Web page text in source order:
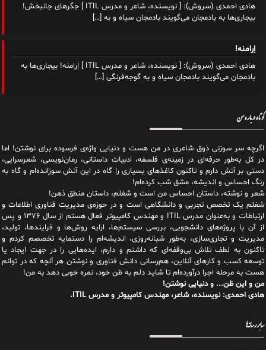
هادی احمدی (سروش): [ نویسنده، شاعر و مدرس ITIL ] جگرهای جانبخش!
بیجاری‌ها به بادمجان می‌گویند بادمجان سیاه و به […]
اِرامنه!
هادی احمدی (سروش): [ نویسنده، شاعر و مدرس ITIL ] اِرامنه! بیجاری‌ها به
بادمجان می‌گویند بادمجان سیاه و به گوجه‌فرنگی […]
کوتاه درباره من
اگرچه سر سوزنی ذوق شاعری در من هست و دنیایی واژه‌‌ی فرسوده برای نوشتن! اما
در کل به‌طور حرفه‌ای در زمینه‌ی فلسفه، ادبیات داستانی، رمان‌نویسی، شعرسرایی،
دستی بر آتش دارم و تاکنون کاغذهای بسیاری را گاه در این آتش سوزانده‌ام و گاه به
رنگ احساس و اندیشه، مشق شب کرده‌ام!
شعر و نوشته، داستان احساس من است و شغلم، داستان منطق ذهن!
شغلم یک تخصص تجربی و دانشگاهی است و در حوزه‌ی مدیریت فناوری اطلاعات و
ارتباطات و به‌عنوان مدرس ITIL و مهندس کامپیوتر فعال هستم از سال ۱۳۷۶ و پس
از آن با پروژه‌های دانشجویی، بررسی سیستم‌ها، ارایه روش‌ها و فرایندها، تولید،
مدیریت و تجاری‌سازی، به‌طور شبانه‌روزی، اندیشه‌ام را دستمایه تخصصم کردم و
تاکنون به لطف تلاش بی‌وقفه‌ای که داشتم و دارم، اید‌ه‌هایی را در جهت ایجاد یا
توسعه کسب و کارهای آنلاین، هم‌رسانی دانش فناوری و نوشتن هر آنچه که در توانم
هست به مرحله اجرا درآورده‌ام تا شاید دلم به ظن خود، نمره خوبی دهد به من!
من و این ظن... و دنیایی نوشتن!
هادی احمدی: نویسنده، شاعر، مهندس کامپیوتر و مدرس ITIL.
سایر رسانه‌ها